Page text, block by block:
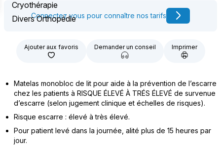
Cryothérapie
Divers Orthopédie
Connectez vous pour connaître nos tarifs
Ajouter aux favoris Demander un conseil Imprimer
Matelas monobloc de lit pour aide à la prévention de l’escarre
chez les patients à RISQUE ÉLEVÉ À TRÉS ÉLEVÉ de survenue
d’escarre (selon jugement clinique et échelles de risques).
Risque escarre : élevé à très élevé.
Pour patient levé dans la journée, alité plus de 15 heures par
jour.